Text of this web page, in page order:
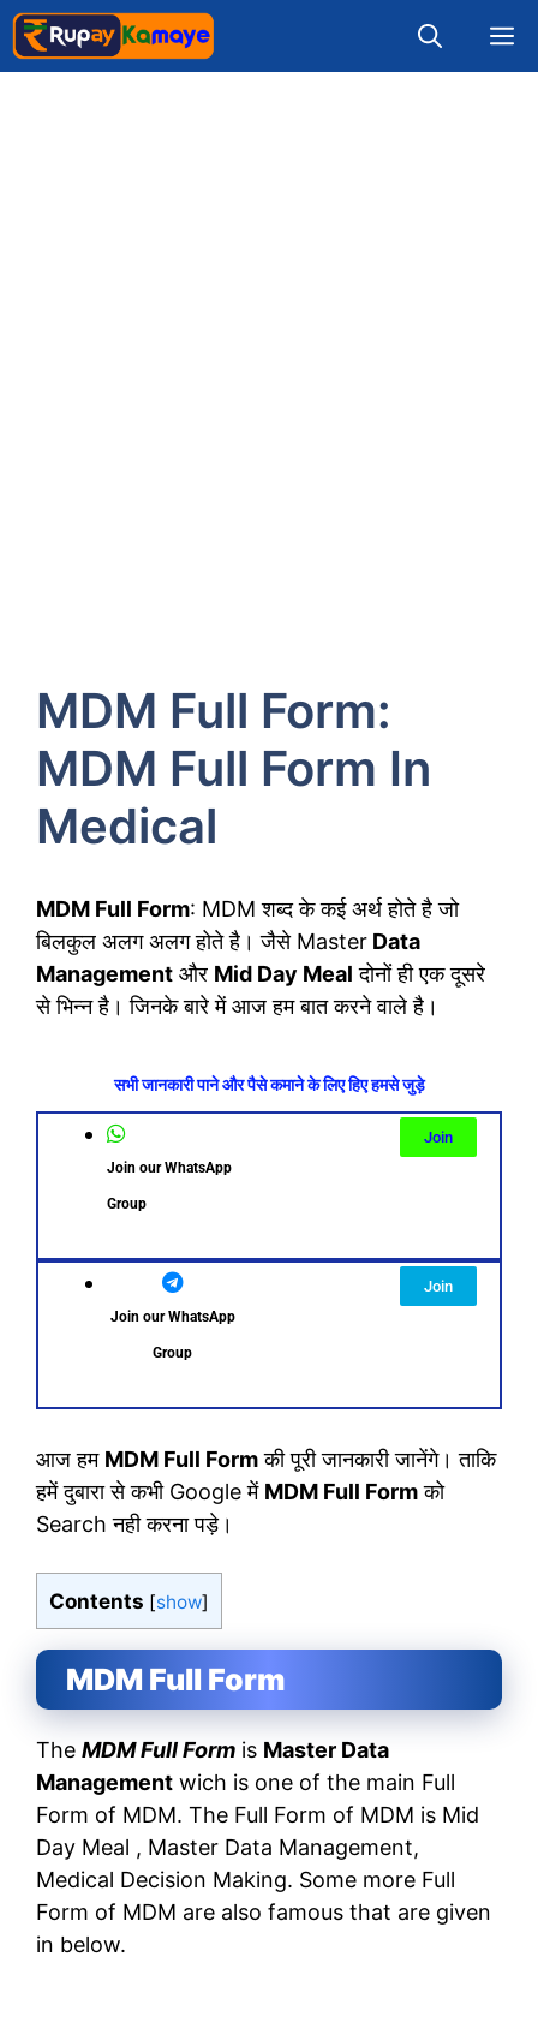
MDM Full Form:
MDM Full Form In
Medical
MDM Full Form: MDM शब्द के कई अर्थ होते है जो
बिलकुल अलग अलग होते है। जैसे Master Data
Management और Mid Day Meal दोनों ही एक दूसरे
से भिन्न है। जिनके बारे में आज हम बात करने वाले है।
सभी जानकारी पाने और पैसे कमाने के लिए हिए हमसे जुड़े
Join our WhatsApp
Group
Join
Join our WhatsApp
Group
Join
आज हम MDM Full Formकी पूरी जानकारी जानेंगे। ताकि
हमें दुबारा से कभी Google में MDM Full Formको
Search नही करना पड़े।
Contents [show]
MDM Full Form
The MDM Full Form is Master Data
Management wich is one of the main Full
Form of MDM. The Full Form of MDM is Mid
Day Meal , Master Data Management,
Medical Decision Making. Some more Full
Form of MDM are also famous that are given
in below.